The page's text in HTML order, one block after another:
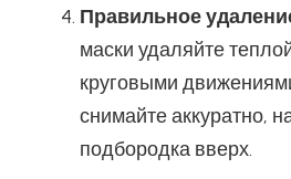
Правильное
маски удаляйте
круговыми
снимайте аккуратно,
подбородка вверх.